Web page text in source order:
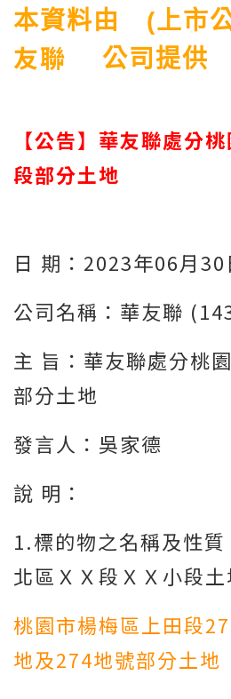
本資料由 (上市
友聯 公司提供
【公告】華友聯處分
段部分土地
日 期：2023年06月30
公司名稱：華友聯
主 旨：華友聯處分桃
部分土地
發言人：吳家德
說 明：
1.標的物之名稱及性
北區ＸＸ段ＸＸ小段
桃園市楊梅區上田段
地及274地號部分土地